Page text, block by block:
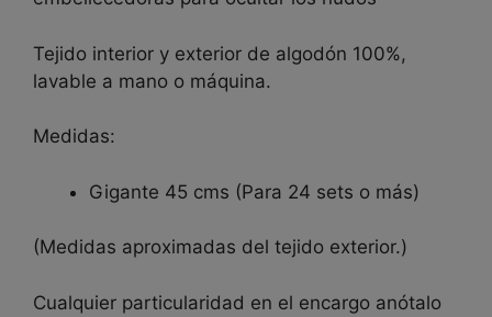
Tejido interior y exterior de algodón 100%,
lavable a mano o máquina.
Medidas:
Gigante 45 cms (Para 24 sets o más)
(Medidas aproximadas del tejido exterior.)
Cualquier particularidad en el encargo anótalo